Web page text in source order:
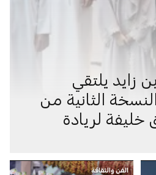
زايد يلتقي
الثانية من
لريادة
الفن والثقافة